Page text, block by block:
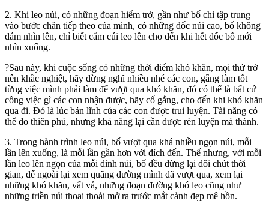
2. Khi leo núi, có những đoạn hiểm trở, gần như bố chỉ tập trung
vào bước chân tiếp theo của mình, có những dốc núi cao, bố không
dám nhìn lên, chỉ biết cắm cúi leo lên cho đến khi hết dốc bố mới
nhìn xuống.
?Sau này, khi cuộc sống có những thời điểm khó khăn, mọi thứ trở
nên khắc nghiệt, hãy đừng nghĩ nhiều nhé các con, gắng làm tốt
từng việc mình phải làm để vượt qua khó khăn, đó có thể là bất cứ
công việc gì các con nhận được, hãy cố gắng, cho đến khi khó khăn
qua đi. Đó là lúc bản lĩnh của các con được trui luyện. Tài năng có
thể do thiên phú, nhưng khả năng lại cần được rèn luyện mà thành.
3. Trong hành trình leo núi, bố vượt qua khá nhiều ngọn núi, mỗi
lần lên xuống, là mỗi lần gần hơn với đích đến. Thế nhưng, với mỗi
lần leo lên ngọn của mỗi đỉnh núi, bố đều dừng lại đôi chút thời
gian, để ngoài lại xem quãng đường mình đã vượt qua, xem lại
những khó khăn, vất vả, những đoạn đường khó leo cũng như
những triền núi thoai thoải mở ra trước mắt cảnh đẹp mê hồn.